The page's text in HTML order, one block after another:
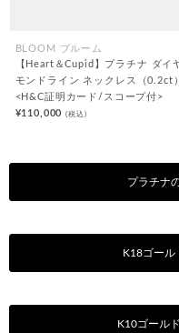
BLOOM ブルーム
【Heart＆Cupid】プラチナ ダイ
モンドライン ネックレス（0.2ct）
<H&C証明カード/スコープ付>
¥110,000(税込)
プラチナ
K18ゴール
K10ゴール